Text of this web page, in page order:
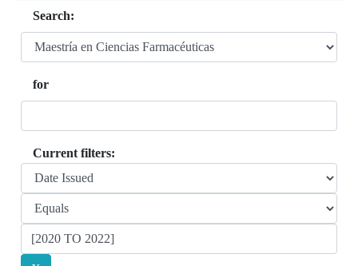
Search:
for
Current filters: